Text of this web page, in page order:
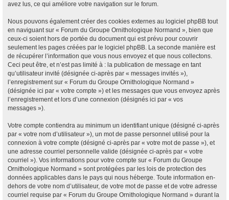
avez lus, ce qui améliore votre navigation sur le forum.
Nous pouvons également créer des cookies externes au logiciel phpBB tout
en naviguant sur « Forum du Groupe Ornithologique Normand », bien que
ceux-ci soient hors de portée du document qui est prévu pour couvrir
seulement les pages créées par le logiciel phpBB. La seconde manière est
de récupérer l’information que vous nous envoyez et que nous collectons.
Ceci peut être, et n’est pas limité à : la publication de message en tant
qu’utilisateur invité (désignée ci-après par « messages invités »),
l’enregistrement sur « Forum du Groupe Ornithologique Normand »
(désignée ici par « votre compte ») et les messages que vous envoyez après
l’enregistrement et lors d’une connexion (désignés ici par « vos
messages »).
Votre compte contiendra au minimum un identifiant unique (désigné ci-après
par « votre nom d’utilisateur »), un mot de passe personnel utilisé pour la
connexion à votre compte (désigné ci-après par « votre mot de passe »), et
une adresse courriel personnelle valide (désignée ci-après par « votre
courriel »). Vos informations pour votre compte sur « Forum du Groupe
Ornithologique Normand » sont protégées par les lois de protection des
données applicables dans le pays qui nous héberge. Toute information en-
dehors de votre nom d’utilisateur, de votre mot de passe et de votre adresse
courriel requise par « Forum du Groupe Ornithologique Normand » durant la